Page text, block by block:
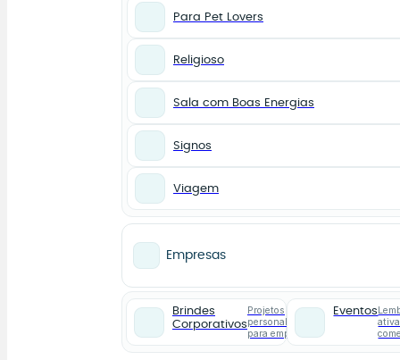
Para Pet Lovers
Religioso
Sala com Boas Energias
Signos
Viagem
Empresas
Brindes
Corporativos
Projetos
personalizados
para empresas
Eventos